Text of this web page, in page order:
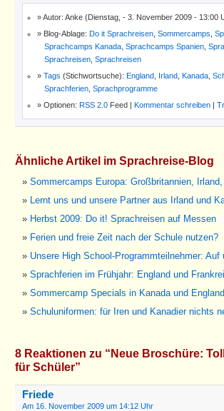
Autor: Anke (Dienstag, - 3. November 2009 - 13:00
Blog-Ablage: Do it Sprachreisen Sommercamps
Sprachcamps Kanada Sprachcamps Spanien
Sprachreisen Sprachreisen
Tags (Stichwortsuche): England Irland Kanada
Sprachferien Sprachprogramme
Optionen: RSS 2.0 Feed | Kommentar schreiben |
Ähnliche Artikel im Sprachreise-Blog
Sommercamps Europa: Großbritannien,
Lernt uns und unsere Partner aus Irland und
Herbst 2009: Do it! Sprachreisen auf Messen
Ferien und freie Zeit nach der Schule nutzen?
Unsere High School-Programmteilnehmer: Auf
Sprachferien im Frühjahr: England und
Sommercamp Specials in Kanada und England
Schuluniformen: für Iren und Kanadier nichts
8 Reaktionen zu “Neue Broschüre:
für Schüler”
Friede
Am 16. November 2009 um 14:12 Uhr